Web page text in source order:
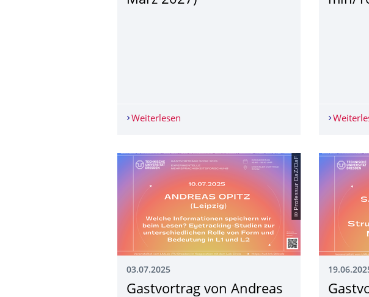
Weiterlesen Ausschreibung SHK-Stelle (6h/Woche, Okt.
© Professur DaZ/DaF
03.07.2025
Gastvortrag von Andreas